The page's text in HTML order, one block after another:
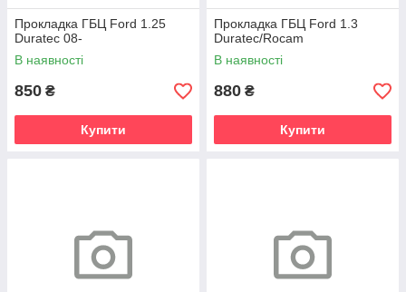
Прокладка ГБЦ Ford 1.25
Duratec 08-
В наявності
850 ₴
Купити
Прокладка ГБЦ Ford 1.3
Duratec/Rocam
В наявності
880 ₴
Купити